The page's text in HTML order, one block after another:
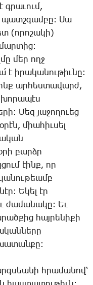
գրա­ւում,
պատշգամ­բը: ­Սա
(ո­րո­շա­կի)
մեր ողջ
է ի­րա­կա­նու­թիւ­նը:
ար­հես­տա­վարժ,
խո­րա­պէս
­Մեզ յա­ջո­ղո­ւեց
միա­հիւ­սել
բարձր
էինք, որ
Ե­կել էր
ժա­մա­նա­կը: Եւ
հայ­րե­նի­քի
հրա­մա­նով՝